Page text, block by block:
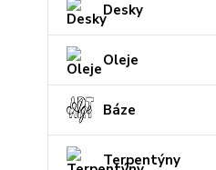
Desky
Oleje
Báze
Terpentýny